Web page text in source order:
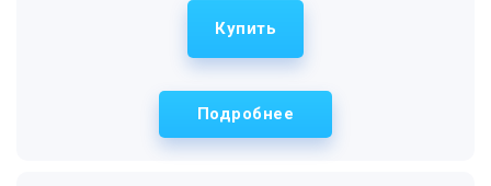
Подробнее
Купить